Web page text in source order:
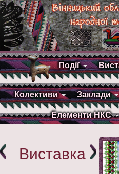
Події
Колективи Заклади
Елементи НКС
Виставка